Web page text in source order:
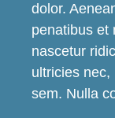
dolor.
penatibus et
nascetur
ultricies nec,
sem. Nulla